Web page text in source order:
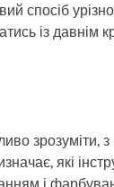
із давнім
зрозуміти,
які